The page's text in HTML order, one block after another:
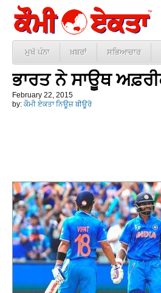
ਮੁਖੱ ਪੰਨਾ ਖ਼ਬਰਾਂ ਸਭਿਆਚਾਰ
ਭਾਰਤ ਨੇ ਸਾਊਥ
February 22, 2015
by: ਕੌਮੀ ਏਕਤਾ ਨਿਊਜ਼ ਬੀਊਰੋ